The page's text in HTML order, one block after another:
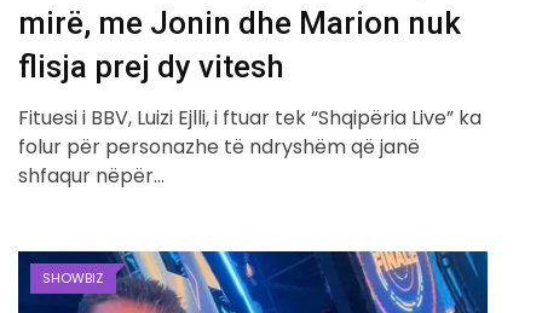
mirë, me Jonin dhe Marion nuk
flisja prej dy vitesh
Fituesi i BBV, Luizi Ejlli, i ftuar tek “Shqipëria Live” ka
folur për personazhe të ndryshëm që janë
shfaqur nëpër…
SHOWBIZ